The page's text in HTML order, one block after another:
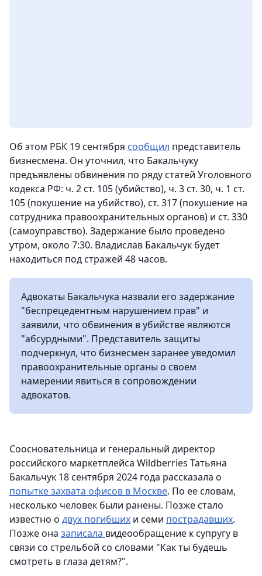
Об этом РБК 19 сентября сообщил представитель
бизнесмена. Он уточнил, что Бакальчуку
предъявлены обвинения по ряду статей Уголовного
кодекса РФ: ч. 2 ст. 105 (убийство), ч. 3 ст. 30, ч. 1 ст.
105 (покушение на убийство), ст. 317 (покушение на
сотрудника правоохранительных органов) и ст. 330
(самоуправство). Задержание было проведено
утром, около 7:30. Владислав Бакальчук будет
находиться под стражей 48 часов.
Адвокаты Бакальчука назвали его задержание
"беспрецедентным нарушением прав" и
заявили, что обвинения в убийстве являются
"абсурдными". Представитель защиты
подчеркнул, что бизнесмен заранее уведомил
правоохранительные органы о своем
намерении явиться в сопровождении
адвокатов.
Cоосновательница и генеральный директор
российского маркетплейса Wildberries Татьяна
Бакальчук 18 сентября 2024 года рассказала о
попытке захвата офисов в Москве. По ее словам,
несколько человек были ранены. Позже стало
известно о двух погибших и семи пострадавших.
Позже она записала видеообращение к супругу в
связи со стрельбой со словами "Как ты будешь
смотреть в глаза детям?".